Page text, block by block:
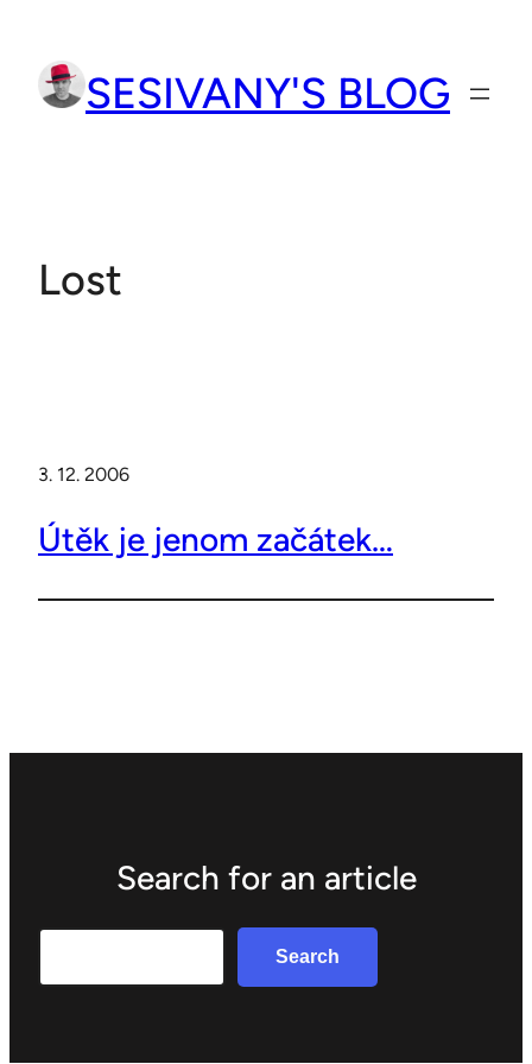
obsah
SESIVANY'S BLOG
Lost
3. 12. 2006
Útěk je jenom začátek…
Search for an article
Search